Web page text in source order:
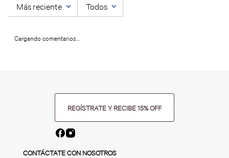
Más reciente Todos
Cargando comentarios…
REGÍSTRATE Y RECIBE 15% OFF
CONTÁCTATE CON NOSOTROS